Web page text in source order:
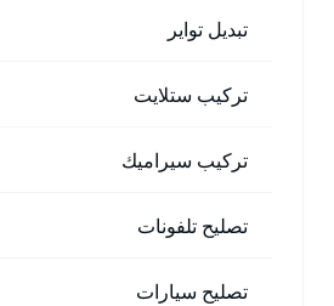
تبديل تواير
تركيب ستلايت
تركيب سيراميك
تصليح تلفونات
تصليح سيارات